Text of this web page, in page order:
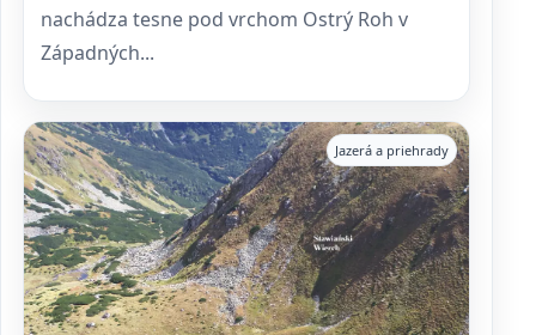
nachádza tesne pod vrchom Ostrý Roh v
Západných...
Jazerá a priehrady